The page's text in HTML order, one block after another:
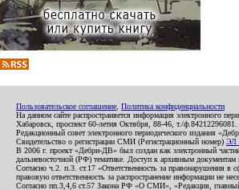
Пользовательское соглашение Политика конфиденциальности
На данном сайте распространяется информация электронного
Хабаровск, проспект 60-летия Октября, 88-46, т./
Редакционный совет электронного периодического
Свидетельство о регистрации СМИ (Регистрационный номер) ЭЛ
В 2006 г. проект «Дебри-ДВ» был создан как электронный
дальневосточной (РФ) тематике. Доступ к архивным документам
Согласно ч.2. п.3. ст.17 «Ответственность за правонарушения
правовую ответственность за распространение информации не
Согласно пп.3,4,6 ст.57 Закона РФ «О СМИ», «Редакция, главный